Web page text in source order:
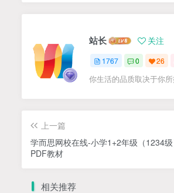
站长 关注
1767 0 26
你生活的品质取决于你
上一篇
学而思网校在线-小学1+2年级（1234
PDF教材
相关推荐